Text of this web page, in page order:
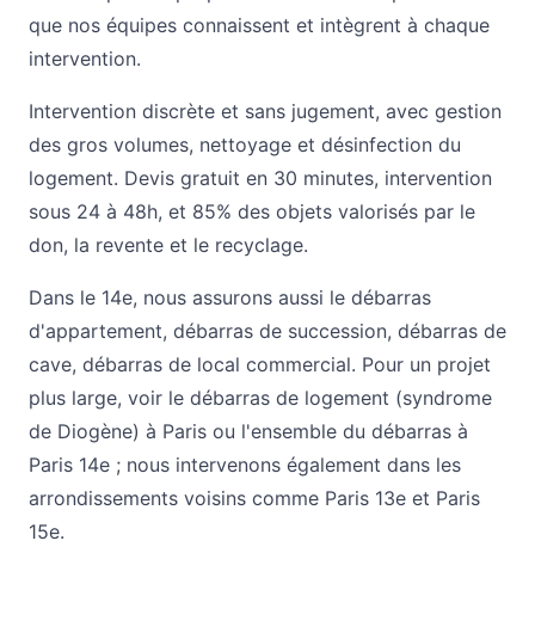
que nos équipes connaissent et intègrent à chaque
intervention.
Intervention discrète et sans jugement, avec gestion
des gros volumes, nettoyage et désinfection du
logement. Devis gratuit en 30 minutes, intervention
sous 24 à 48h, et 85% des objets valorisés par le
don, la revente et le recyclage.
Dans le 14e, nous assurons aussi le débarras
d'appartement, débarras de succession, débarras de
cave, débarras de local commercial. Pour un projet
plus large, voir le débarras de logement (syndrome
de Diogène) à Paris ou l'ensemble du débarras à
Paris 14e ; nous intervenons également dans les
arrondissements voisins comme Paris 13e et Paris
15e.